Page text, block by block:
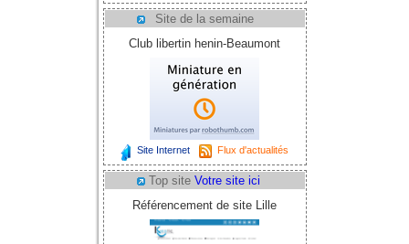
Site de la semaine
Club libertin henin-Beaumont
Site Internet Flux d'actualités
Top site Votre site ici
Référencement de site Lille